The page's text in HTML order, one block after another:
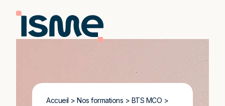
Accueil > Nos formations > BTS MCO >